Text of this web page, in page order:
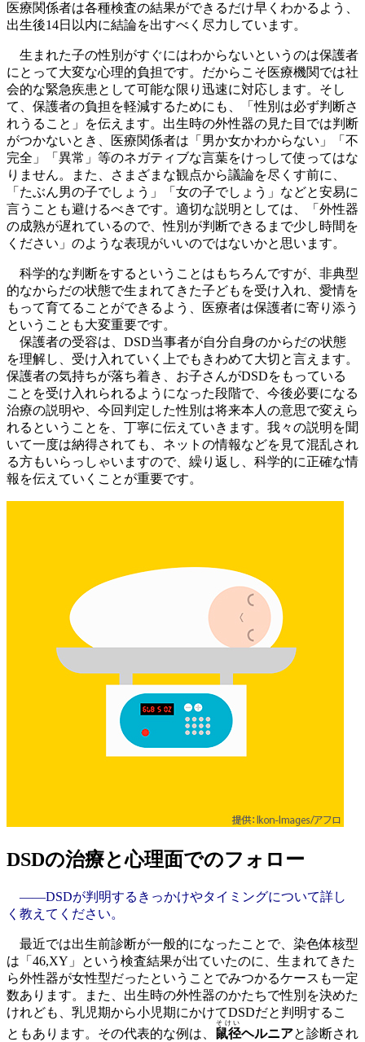
医療関係者は各種検査の結果ができるだけ早くわかるよう、
出生後14日以内に結論を出すべく尽力しています。
生まれた子の性別がすぐにはわからないというのは保護者
にとって大変な心理的負担です。だからこそ医療機関では社
会的な緊急疾患として可能な限り迅速に対応します。そし
て、保護者の負担を軽減するためにも、「性別は必ず判断さ
れうること」を伝えます。出生時の外性器の見た目では判断
がつかないとき、医療関係者は「男か女かわからない」「不
完全」「異常」等のネガティブな言葉をけっして使ってはな
りません。また、さまざまな観点から議論を尽くす前に、
「たぶん男の子でしょう」「女の子でしょう」などと安易に
言うことも避けるべきです。適切な説明としては、「外性器
の成熟が遅れているので、性別が判断できるまで少し時間を
ください」のような表現がいいのではないかと思います。
科学的な判断をするということはもちろんですが、非典型
的なからだの状態で生まれてきた子どもを受け入れ、愛情を
もって育てることができるよう、医療者は保護者に寄り添う
ということも大変重要です。
保護者の受容は、DSD当事者が自分自身のからだの状態
を理解し、受け入れていく上でもきわめて大切と言えます。
保護者の気持ちが落ち着き、お子さんがDSDをもっている
ことを受け入れられるようになった段階で、今後必要になる
治療の説明や、今回判定した性別は将来本人の意思で変えら
れるということを、丁寧に伝えていきます。我々の説明を聞
いて一度は納得されても、ネットの情報などを見て混乱され
る方もいらっしゃいますので、繰り返し、科学的に正確な情
報を伝えていくことが重要です。
DSDの治療と心理面でのフォロー
――DSDが判明するきっかけやタイミングについて詳し
く教えてください。
最近では出生前診断が一般的になったことで、染色体核型
は「46,XY」という検査結果が出ていたのに、生まれてきた
ら外性器が女性型だったということでみつかるケースも一定
数あります。また、出生時の外性器のかたちで性別を決めた
けれども、乳児期から小児期にかけてDSDだと判明するこ
ともあります。その代表的な例は、 鼠径
そけい
ヘルニアと診断され